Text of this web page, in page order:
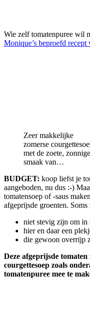
Wie zelf tomatenpuree wil
Monique’s beproefd recept
Zeer makkelijke
zomerse
met de zoete, zonnige
smaak van…
BUDGET: koop liefst je
aangeboden, nu dus :-)
tomatensoep of -saus
afgeprijsde groenten.
niet stevig zijn om in
hier en daar een
die gewoon overrijp
Deze afgeprijsde
courgettesoep zoals
tomatenpuree mee te